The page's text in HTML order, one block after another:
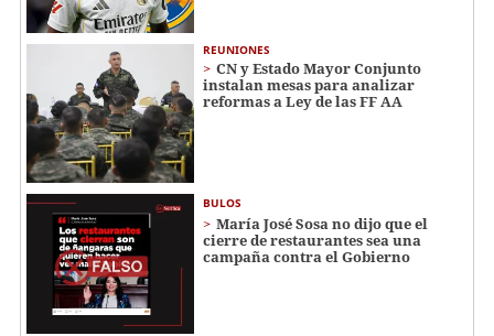
REUNIONES
CN y Estado Mayor Conjunto
instalan mesas para analizar
reformas a Ley de las FF AA
BULOS
María José Sosa no dijo que el
cierre de restaurantes sea una
campaña contra el Gobierno